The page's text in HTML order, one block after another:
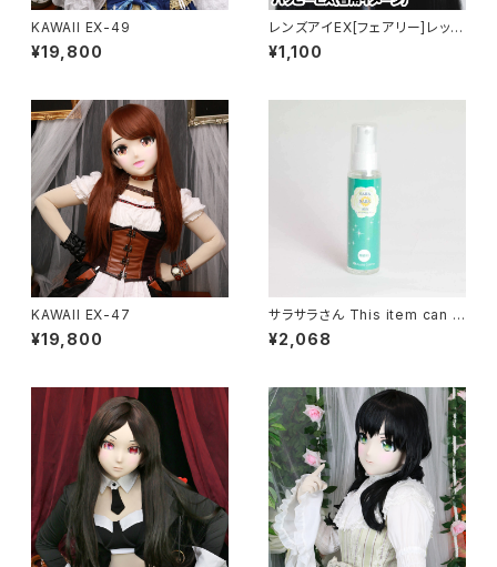
KAWAII EX-49
¥19,800
レンズアイEX[フェアリー]レッド
Lens Eye EX[FAIRY]red
¥1,100
KAWAII EX-47
¥19,800
サラサラさん This item can n
ot ship overseas
¥2,068